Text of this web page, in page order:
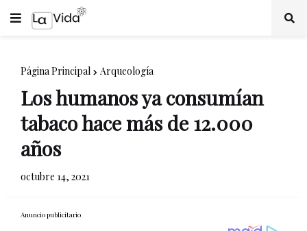
Página Principal Arqueología
Los humanos ya consumían
tabaco hace más de 12.000
años
octubre 14, 2021
Anuncio publicitario